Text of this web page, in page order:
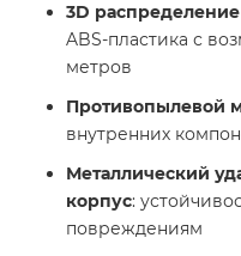
3D
ABS-пластика с
метров
Противопылевой
внутренних
Металлический
корпус:
повреждениям